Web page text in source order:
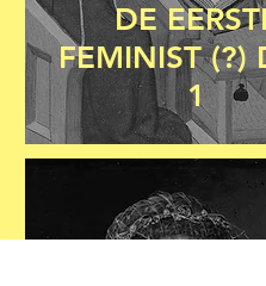
DE
FEMINIST (?)
1